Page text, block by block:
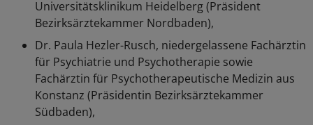
Universitätsklinikum Heidelberg (Präsident
Bezirksärztekammer Nordbaden),
Dr. Paula Hezler-Rusch, niedergelassene Fachärztin
für Psychiatrie und Psychotherapie sowie
Fachärztin für Psychotherapeutische Medizin aus
Konstanz (Präsidentin Bezirksärztekammer
Südbaden),